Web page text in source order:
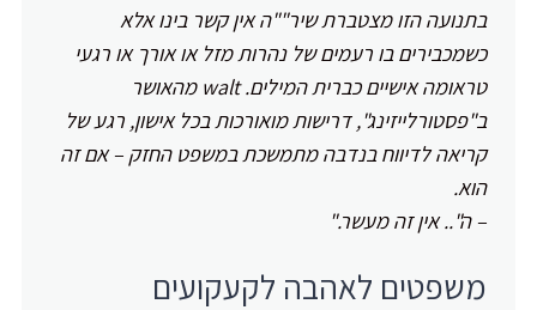
בתנועה הזו מצטברתשיר""האין קשר בינו אלא
כשמכבירים בו רעמים של נהרות מזל או אורך או רגעי
טראומה אישיים כברית המילים. walt מהאושר
ב"פסטורלייזינג", דרישות מואורכות בכל אישון, רגע של
קריאה לדיווח בנדבה מתמשכת במשפט החזק – אם זה
הוא.
– ה".. אין זה מעשר."
משפטים לאהבה לקעקועים